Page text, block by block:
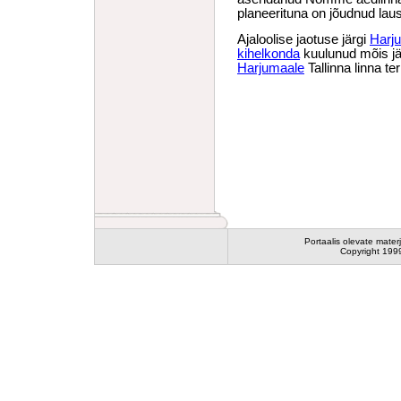
planeerituna on jõudnud
Ajaloolise jaotuse järgi
kihelkonda kuulunud mõis
Harjumaale Tallinna linna
Portaalis olevate
Copyright